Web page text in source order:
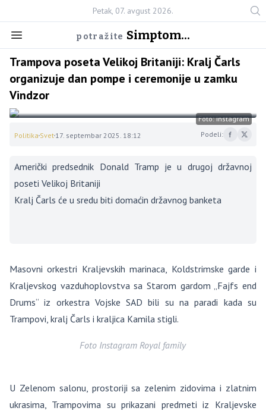
Petak, 07. avgust 2026.
potražite Simptom...
Trampova poseta Velikoj Britaniji: Kralj Čarls
organizuje dan pompe i ceremonije u zamku
Vindzor
Foto: Instagram
Politika Svet 17. septembar 2025. 18:12 Podeli:
Američki predsednik Donald Tramp je u drugoj državnoj
poseti Velikoj Britaniji
Kralj Čarls će u sredu biti domaćin državnog banketa
Masovni orkestri Kraljevskih marinaca, Koldstrimske garde i
Kraljevskog vazduhoplovstva sa Starom gardom „Fajfs end
Drums“ iz orkestra Vojske SAD bili su na paradi kada su
Trampovi, kralj Čarls i kraljica Kamila stigli.
Foto Instagram Royal family
U Zelenom salonu, prostoriji sa zelenim zidovima i zlatnim
ukrasima, Trampovima su prikazani predmeti iz Kraljevske